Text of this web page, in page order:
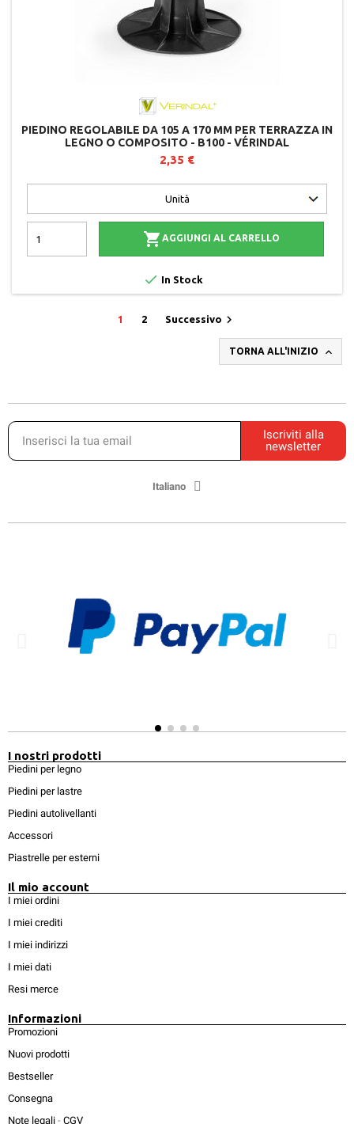
PIEDINO REGOLABILE DA 105 A 170 MM PER TERRAZZA IN
LEGNO O COMPOSITO - B100 - VÉRINDAL
2,35 €
 AGGIUNGI AL CARRELLO
 In Stock
1 2 Successivo 
TORNA ALL'INIZIO 
Iscriviti alla
newsletter
Italiano
I nostri prodotti
Piedini per legno
Piedini per lastre
Piedini autolivellanti
Accessori
Piastrelle per esterni
Il mio account
I miei ordini
I miei crediti
I miei indirizzi
I miei dati
Resi merce
Informazioni
Promozioni
Nuovi prodotti
Bestseller
Consegna
Note legali - CGV